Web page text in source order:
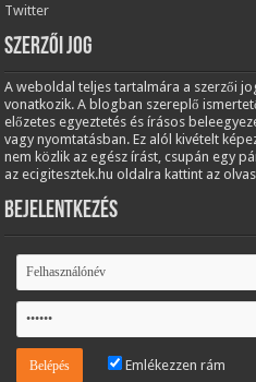
Twitter
Szerzői jog
A weboldal teljes tartalmára a szerzői
vonatkozik. A blogban szereplő
előzetes egyeztetés és írásos
vagy nyomtatásban. Ez alól kivételt
nem közlik az egész írást, csupán egy
az ecigitesztek.hu oldalra kattint az
Bejelentkezés
Emlékezzen rám